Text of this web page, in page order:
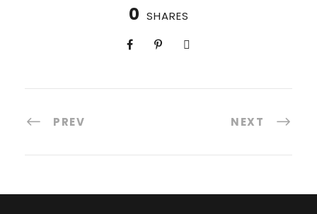
0 SHARES
PREV NEXT